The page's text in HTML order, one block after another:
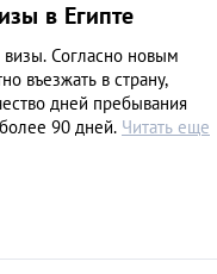
в Египте
визы. Согласно новым
въезжать в страну,
дней пребывания
90 дней. Читать еще